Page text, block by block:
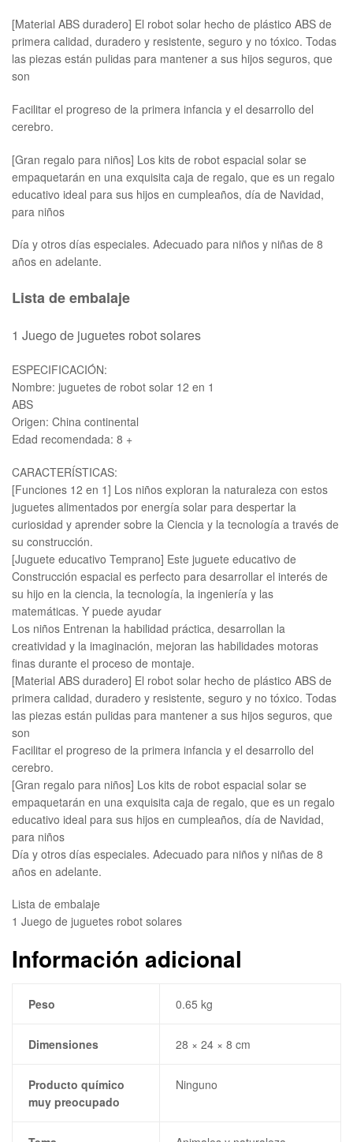
[Material ABS duradero] El robot solar hecho de plástico ABS de
primera calidad, duradero y resistente, seguro y no tóxico. Todas
las piezas están pulidas para mantener a sus hijos seguros, que
son
Facilitar el progreso de la primera infancia y el desarrollo del
cerebro.
[Gran regalo para niños] Los kits de robot espacial solar se
empaquetarán en una exquisita caja de regalo, que es un regalo
educativo ideal para sus hijos en cumpleaños, día de Navidad,
para niños
Día y otros días especiales. Adecuado para niños y niñas de 8
años en adelante.
Lista de embalaje
1 Juego de juguetes robot solares
ESPECIFICACIÓN:
Nombre: juguetes de robot solar 12 en 1
ABS
Origen: China continental
Edad recomendada: 8 +
CARACTERÍSTICAS:
[Funciones 12 en 1] Los niños exploran la naturaleza con estos
juguetes alimentados por energía solar para despertar la
curiosidad y aprender sobre la Ciencia y la tecnología a través de
su construcción.
[Juguete educativo Temprano] Este juguete educativo de
Construcción espacial es perfecto para desarrollar el interés de
su hijo en la ciencia, la tecnología, la ingeniería y las
matemáticas. Y puede ayudar
Los niños Entrenan la habilidad práctica, desarrollan la
creatividad y la imaginación, mejoran las habilidades motoras
finas durante el proceso de montaje.
[Material ABS duradero] El robot solar hecho de plástico ABS de
primera calidad, duradero y resistente, seguro y no tóxico. Todas
las piezas están pulidas para mantener a sus hijos seguros, que
son
Facilitar el progreso de la primera infancia y el desarrollo del
cerebro.
[Gran regalo para niños] Los kits de robot espacial solar se
empaquetarán en una exquisita caja de regalo, que es un regalo
educativo ideal para sus hijos en cumpleaños, día de Navidad,
para niños
Día y otros días especiales. Adecuado para niños y niñas de 8
años en adelante.
Lista de embalaje
1 Juego de juguetes robot solares
Información adicional
Peso 0.65 kg
Dimensiones 28 × 24 × 8 cm
Producto químico
muy preocupado
Ninguno